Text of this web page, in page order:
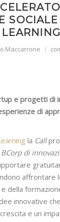
Maccarrone
e progetti di
di
la Call
di
affrontare
della
innovative
e un